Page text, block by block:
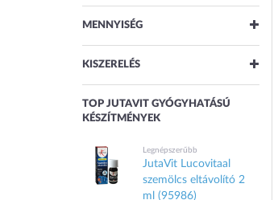
125 ml
90 ml(5)
20 ml(3)
MENNYISÉG
30 db(28)
90 db(7)
120 db (5)
TOVÁBBIAK
KISZERELÉS
20 g(5)
60 g(5)
100 g (3)
120 g (2)
TOP JUTAVIT GYÓGYHATÁSÚ
KÉSZÍTMÉNYEK
Legnépszerűbb
JutaVit Lucovitaal
szemölcs eltávolító 2
ml (95986)